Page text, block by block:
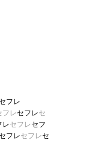
フレ
フレセフレセ
レセフレセフ
フレセフレセ